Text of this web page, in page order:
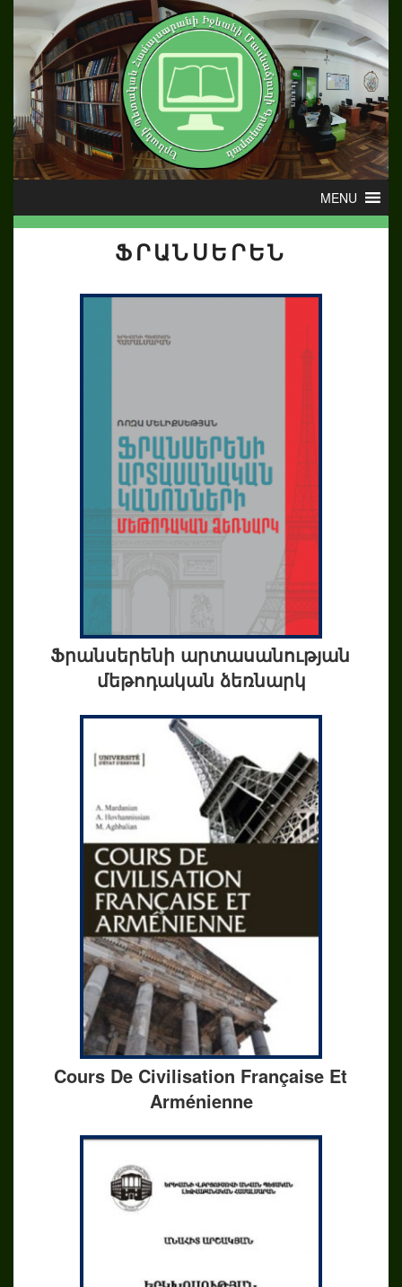
ՖՐԱՆՍԵՐԵՆ
Ֆրանսերենի արտասանության
մեթոդական ձեռնարկ
Cours De Civilisation Française Et
Arménienne